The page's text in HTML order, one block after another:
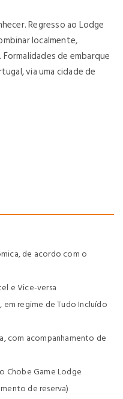
Regresso ao Lodge
localmente,
de embarque
via uma cidade de
de acordo com o
e Vice-versa
regime de Tudo Incluído
com acompanhamento de
Chobe Game Lodge
de reserva)